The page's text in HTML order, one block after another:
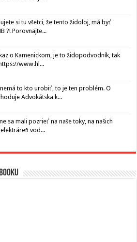
si tu všetci, že tento židoloj, má byť
?! Porovnajte...
o Kamenickom, je to židopodvodník, tak
www.hl...
nemá to kto urobiť, to je ten problém. O
Advokátska k...
sa mali pozrieť na naše toky, na našich
vod...